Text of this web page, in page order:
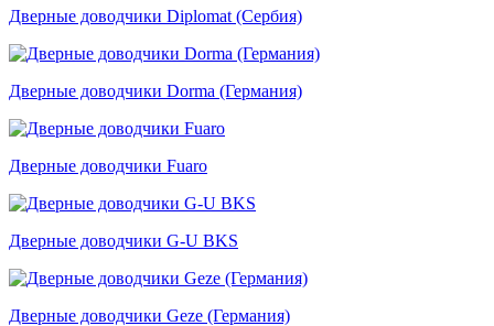
Дверные доводчики Diplomat (Сербия)
Дверные доводчики Dorma (Германия)
Дверные доводчики Fuaro
Дверные доводчики G-U BKS
Дверные доводчики Geze (Германия)